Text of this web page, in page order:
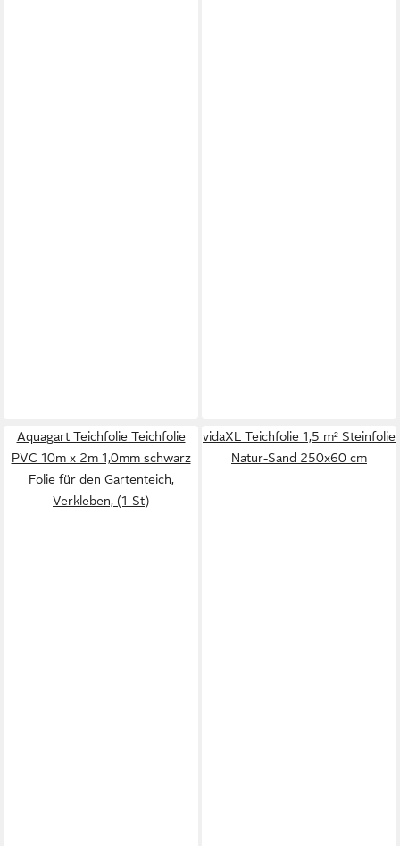
Aquagart Teichfolie Teichfolie
PVC 10m x 2m 1,0mm schwarz
Folie für den Gartenteich,
Verkleben, (1-St)
vidaXL Teichfolie 1,5 m² Steinfolie
Natur-Sand 250x60 cm